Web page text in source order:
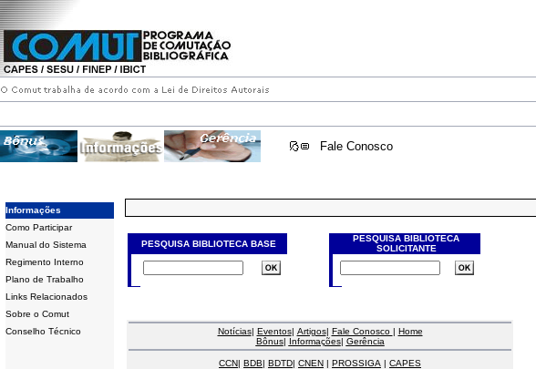
Fale Conosco
Informações
Como Participar
Manual do Sistema
Regimento Interno
Plano de Trabalho
Links Relacionados
Sobre o Comut
Conselho Técnico
PESQUISA BIBLIOTECA BASE
PESQUISA BIBLIOTECA
SOLICITANTE
Notícias| Eventos| Artigos| Fale Conosco | Home
Bônus| Informações| Gerência
CCN| BDB| BDTD| CNEN | PROSSIGA | CAPES